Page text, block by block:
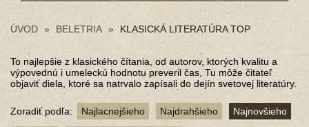
ÚVOD BELETRIA KLASICKÁ LITERATÚRA TOP
To najlepšie z klasického čítania, od autorov, ktorých kvalitu a
výpovednú i umeleckú hodnotu preveril čas, Tu môže čitateľ
objaviť diela, ktoré sa natrvalo zapísali do dejín svetovej literatúry.
Zoradiť podľa: Najlacnejšieho Najdrahšieho Najnovšieho